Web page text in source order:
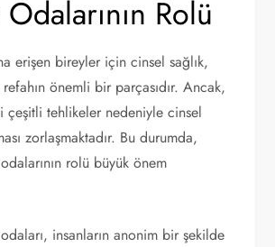
Rolü
erişen bireyler için cinsel sağlık,
önemli bir parçasıdır. Ancak,
çeşitli tehlikeler nedeniyle cinsel
zorlaşmaktadır. Bu durumda,
rolü büyük önem
insanların anonim bir şekilde